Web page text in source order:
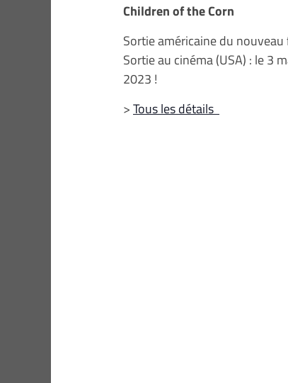
Children of the Corn
Sortie américaine du
Sortie au cinéma (USA) : le 3
2023 !
>Tous les détails